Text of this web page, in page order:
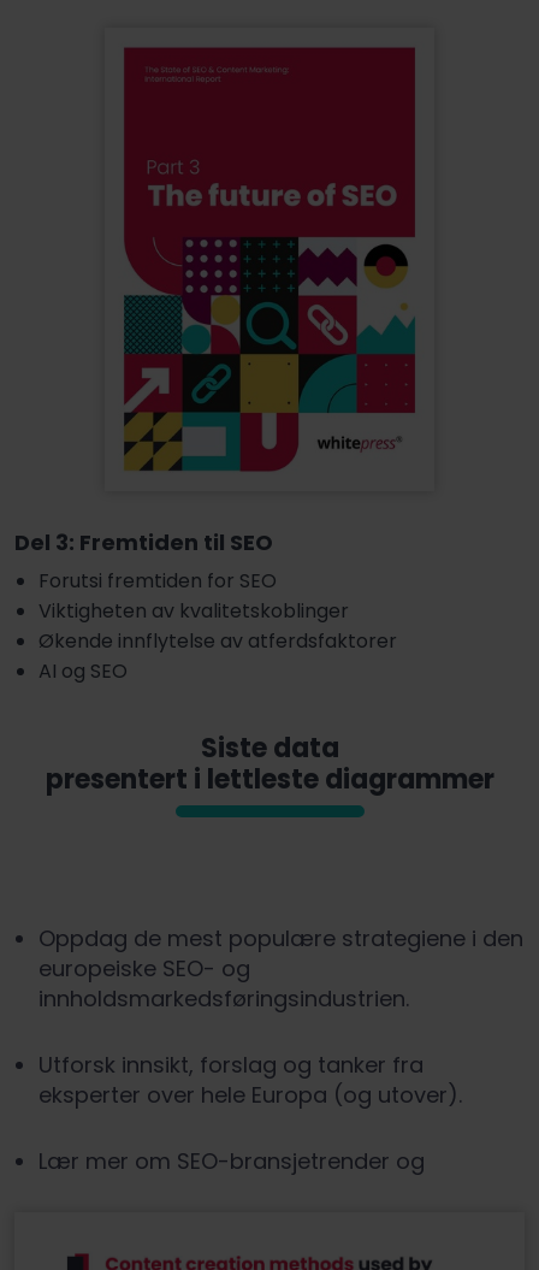
Del 3: Fremtiden til SEO
Forutsi fremtiden for SEO
Viktigheten av kvalitetskoblinger
Økende innflytelse av atferdsfaktorer
AI og SEO
Siste data
presentert i lettleste diagrammer
Oppdag de mest populære strategiene i den
europeiske SEO- og
innholdsmarkedsføringsindustrien.
Utforsk innsikt, forslag og tanker fra
eksperter over hele Europa (og utover).
Lær mer om SEO-bransjetrender og